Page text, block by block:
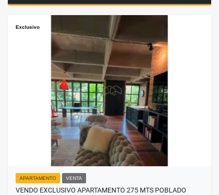
Exclusivo
APARTAMENTO VENTA
VENDO EXCLUSIVO APARTAMENTO 275 MTS POBLADO